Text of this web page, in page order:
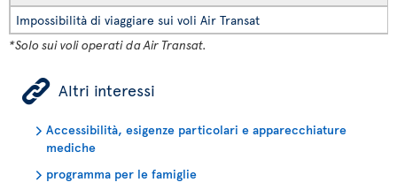
Impossibilità di viaggiare sui voli Air Transat
*Solo sui voli operati da Air Transat.
ÿ Altri interessi
Accessibilità, esigenze particolari e apparecchiature
mediche
programma per le famiglie